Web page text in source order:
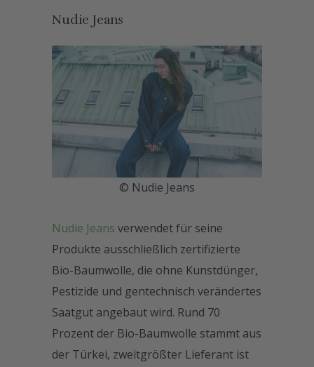
Nudie Jeans
© Nudie Jeans
Nudie Jeans verwendet für seine
Produkte ausschließlich zertifizierte
Bio-Baumwolle, die ohne Kunstdünger,
Pestizide und gentechnisch verändertes
Saatgut angebaut wird. Rund 70
Prozent der Bio-Baumwolle stammt aus
der Türkei, zweitgrößter Lieferant ist